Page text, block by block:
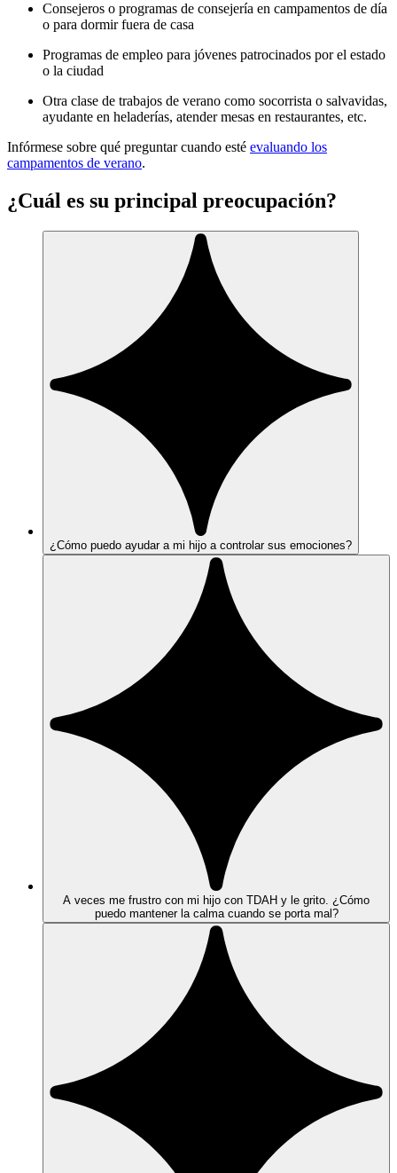
Consejeros o programas de consejería en campamentos de día
o para dormir fuera de casa
Programas de empleo para jóvenes patrocinados por el estado
o la ciudad
Otra clase de trabajos de verano como socorrista o salvavidas,
ayudante en heladerías, atender mesas en restaurantes, etc.
Infórmese sobre qué preguntar cuando esté evaluando los
campamentos de verano.
¿Cuál es su principal preocupación?
¿Cómo puedo ayudar a mi hijo a controlar sus emociones?
A veces me frustro con mi hijo con TDAH y le grito. ¿Cómo
puedo mantener la calma cuando se porta mal?